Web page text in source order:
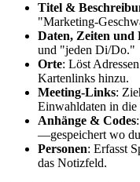
Titel &
"Marketing-
Daten, Zeiten und
und "jeden Di/Do."
Orte: Löst
Kartenlinks hinzu.
Meeting-Links:
Einwahldaten in die
Anhänge & Codes
—gespeichert wo
Personen: Erfasst
das Notizfeld.